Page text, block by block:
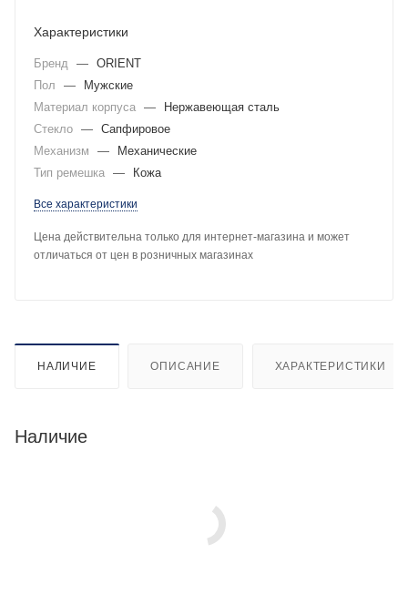
Характеристики
Бренд — ORIENT
Пол
—
Мужские
Материал корпуса —
Нержавеющая сталь
Стекло — Сапфировое
Механизм
—
Механические
Тип ремешка — Кожа
Все характеристики
Цена действительна только для интернет-магазина и может
отличаться от цен в розничных магазинах
НАЛИЧИЕ ОПИСАНИЕ ХАРАКТЕРИСТИКИ
Наличие